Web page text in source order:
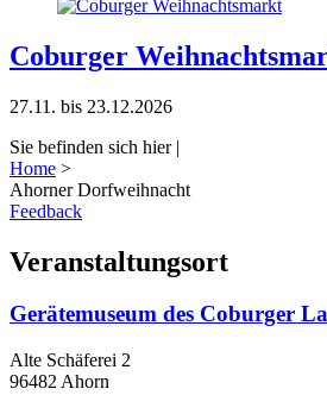
Coburger
27.11. bis 23.12.2026
Sie befinden sich hier |
Home >
Ahorner Dorfweihnacht
Feedback
Veranstaltungsort
Gerätemuseum des Coburger
Alte Schäferei 2
96482 Ahorn